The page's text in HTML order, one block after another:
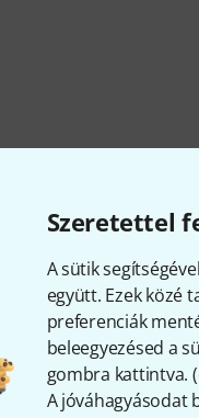
Szeretettel
A sütik
együtt. Ezek közé
preferenciák
beleegyezésed a
gombra kattintva. (
A jóváhagyásodat